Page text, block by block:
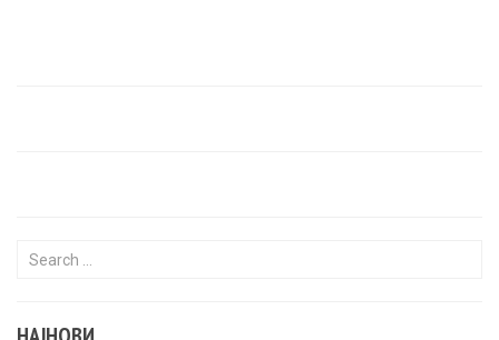
Search for: